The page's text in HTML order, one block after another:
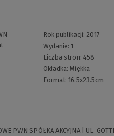
Rok publikacji: 2017
Wydanie: 1
Liczba stron: 458
Okładka: Miękka
Format: 16.5x23.5cm
PWN SPÓŁKA AKCYJNA | UL.